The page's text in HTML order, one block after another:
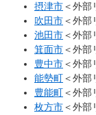
摂津市＜外部
吹田市＜外部
池田市＜外部
箕面市＜外部
豊中市＜外部
能勢町＜外部
豊能町＜外部
枚方市＜外部